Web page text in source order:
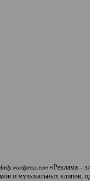
«Реклама –
и музыкальных клипов,